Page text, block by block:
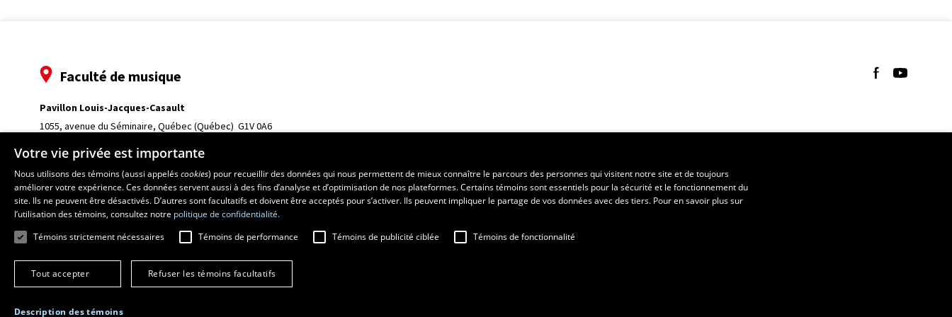
Faculté de musique
Pavillon Louis-Jacques-Casault
1055, avenue du Séminaire, Québec (Québec)  G1V 0A6
Suivez-nous sur
Suivez-nous
Votre vie privée est importante
Nous utilisons des témoins (aussi appeléscookies) pour recueillir des données qui nous permettent de mieux connaître le parcours des personnes qui visitent notre site et de toujours
améliorer votre expérience. Ces données servent aussi à des fins d’analyse et d’optimisation de nos plateformes. Certains témoins sont essentiels pour la sécurité et le fonctionnement du
site. Ils ne peuvent être désactivés. D’autres sont facultatifs et doivent être acceptés pour s’activer. Ils peuvent impliquer le partage de vos données avec des tiers. Pour en savoir plus sur
l’utilisation des témoins, consultez notre politique de confidentialité.
Témoins strictement nécessaires
Témoins de performance Témoins de publicité ciblée Témoins de fonctionnalité
Tout accepter Refuser les témoins facultatifs
Description des témoins